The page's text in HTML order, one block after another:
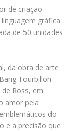
de criação
gráfica
de 50 unidades
da obra de arte
Tourbillon
Ross, em
amor pela
do
e a precisão que